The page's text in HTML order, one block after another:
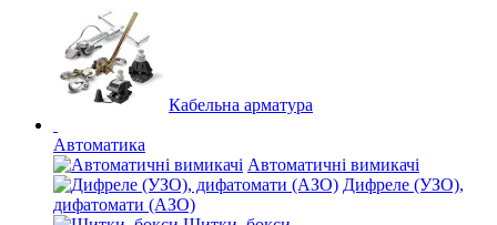
Кабельна арматура
Автоматика
Автоматичні вимикачі
Дифреле (УЗО),
дифатомати (АЗО)